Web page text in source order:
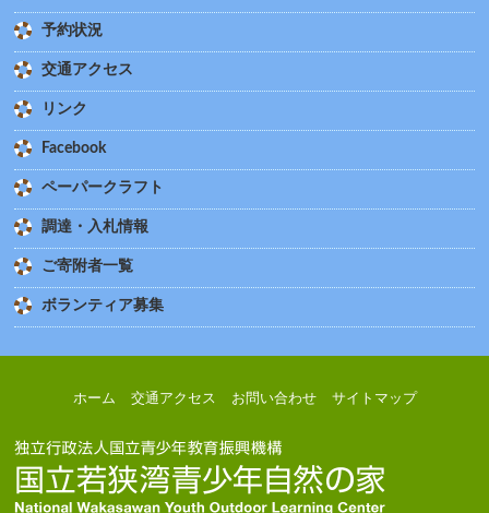
予約状況
交通アクセス
リンク
Facebook
ペーパークラフト
調達・入札情報
ご寄附者一覧
ボランティア募集
ホーム 交通アクセス お問い合わせ サイトマップ